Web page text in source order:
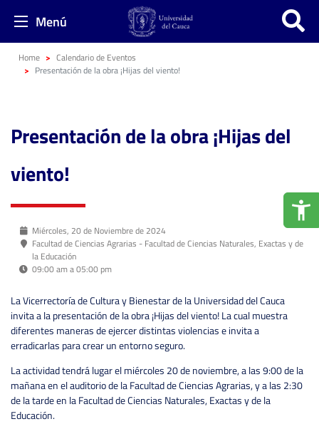
Menú
Home
Calendario de Eventos
Presentación de la obra ¡Hijas del viento!
Presentación de la obra ¡Hijas del
viento!
Miércoles, 20 de Noviembre de 2024
Facultad de Ciencias Agrarias - Facultad de Ciencias Naturales, Exactas y de
la Educación
09:00 am a 05:00 pm
La Vicerrectoría de Cultura y Bienestar de la Universidad del Cauca
invita a la presentación de la obra ¡Hijas del viento! La cual muestra
diferentes maneras de ejercer distintas violencias e invita a
erradicarlas para crear un entorno seguro.
La actividad tendrá lugar el miércoles 20 de noviembre, a las 9:00 de la
mañana en el auditorio de la Facultad de Ciencias Agrarias, y a las 2:30
de la tarde en la Facultad de Ciencias Naturales, Exactas y de la
Educación.